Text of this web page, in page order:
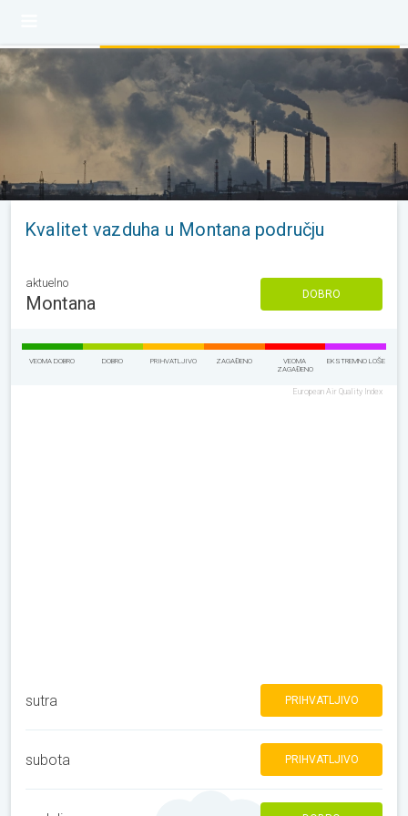
Kvalitet vazduha u Montana području
aktuelno
Montana DOBRO
VEOMA DOBRO DOBRO PRIHVATLJIVO ZAGAĐENO
VEOMA
ZAGAĐENO
EKSTREMNO LOŠE
European Air Quality Index
sutra PRIHVATLJIVO
subota PRIHVATLJIVO